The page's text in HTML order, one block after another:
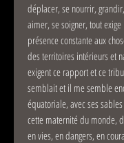
déplacer, se nourrir,
aimer, se soigner, tout
présence constante aux
des territoires intérieurs et
exigent ce rapport et ce
semblait et il me semble
équatoriale, avec ses
cette maternité du monde,
en vies, en dangers, en